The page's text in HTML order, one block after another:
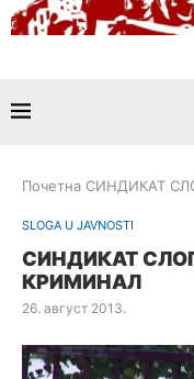
Почетна СИНДИКАТ
SLOGA U JAVNOSTI
СИНДИКАТ
КРИМИНАЛ
26. август 2013.